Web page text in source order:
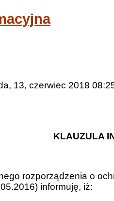
13, czerwiec 2018
KLAUZULA
rozporządzenia o
informuję, iż: